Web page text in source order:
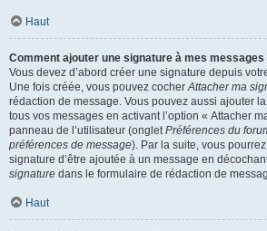
Haut
Comment ajouter une signature à mes messages
Vous devez d’abord créer une signature depuis
Une fois créée, vous pouvez cocherAttacher ma
rédaction de message. Vous pouvez aussi ajouter
tous vos messages en activant l’option « Attacher
panneau de l’utilisateur (ongletPréférences du
préférences de message). Par la suite, vous
signature d’être ajoutée à un message en
signature dans le formulaire de rédaction de
Haut